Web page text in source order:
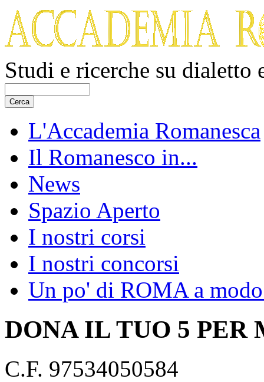
Studi e ricerche su
L'Accademia Romanesca
Il Romanesco in...
News
Spazio Aperto
I nostri corsi
I nostri concorsi
Un po' di ROMA a
DONA IL TUO 5 PER
C.F. 97534050584